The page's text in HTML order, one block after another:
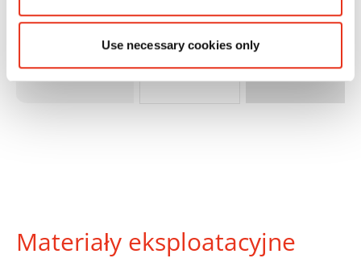
Use necessary cookies only
Materiały eksploatacyjne